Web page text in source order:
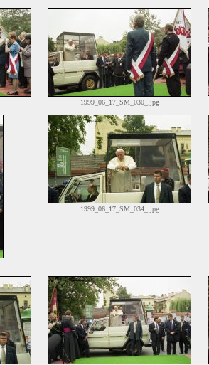
1999_06_17_SM_030_.jpg
1999_06_17_SM_034_.jpg